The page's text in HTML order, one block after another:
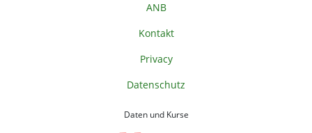
ANB
Kontakt
Privacy
Datenschutz
Daten und Kurse